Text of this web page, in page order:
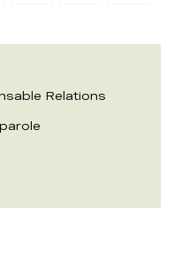
Relations